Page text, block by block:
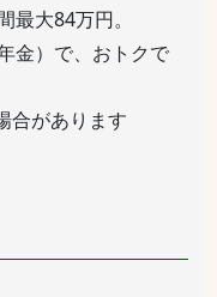
大84万円。
金）で、おトクで
合があります